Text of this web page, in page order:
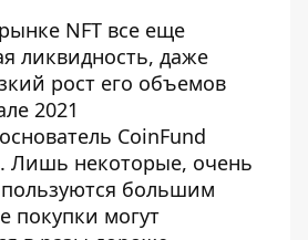
NFT все еще
ликвидность, даже
рост его объемов
2021
основатель CoinFund
Лишь некоторые, очень
большим
покупки могут